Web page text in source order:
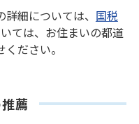
細については、 国税
ては、お住まいの都道
ださい。
薦